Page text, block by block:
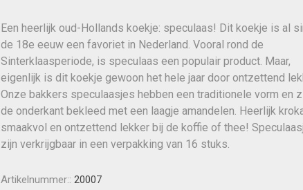
Een heerlijk oud-Hollands koekje: speculaas! Dit koekje is al
de 18e eeuw een favoriet in Nederland. Vooral rond de
Sinterklaasperiode, is speculaas een populair product. Maar,
eigenlijk is dit koekje gewoon het hele jaar door ontzettend
Onze bakkers speculaasjes hebben een traditionele vorm en
de onderkant bekleed met een laagje amandelen. Heerlijk
smaakvol en ontzettend lekker bij de koffie of thee!
zijn verkrijgbaar in een verpakking van 16 stuks.
Artikelnummer:: 20007